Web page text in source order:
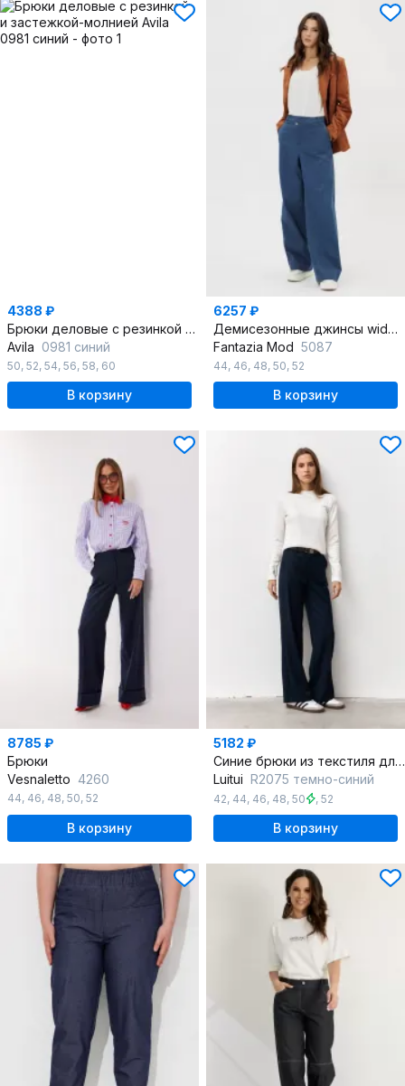
4388 ₽
Брюки деловые с резинкой и застежкой-молнией
Avila 0981 синий
50, 52, 54, 56, 58, 60
В корзину
6257 ₽
Демисезонные джинсы wide leg с расклешенными штанинами
Fantazia Mod 5087
44, 46, 48, 50, 52
В корзину
8785 ₽
Брюки
Vesnaletto 4260
44, 46, 48, 50, 52
В корзину
5182 ₽
Синие брюки из текстиля для делового образа
Luitui R2075 темно-синий
42, 44, 46, 48, 50 , 52
В корзину